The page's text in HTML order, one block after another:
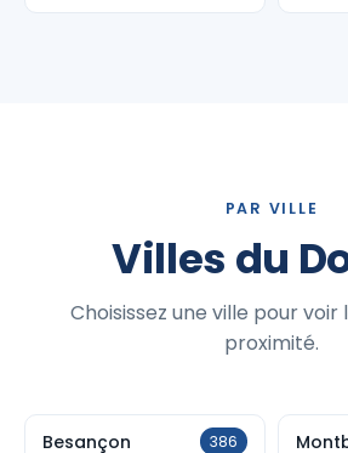
PAR VILLE
Villes du
Choisissez une ville pour voir
proximité.
Besançon 386